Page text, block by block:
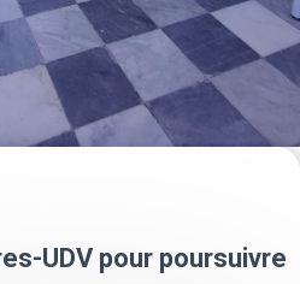
UDV pour poursuivre